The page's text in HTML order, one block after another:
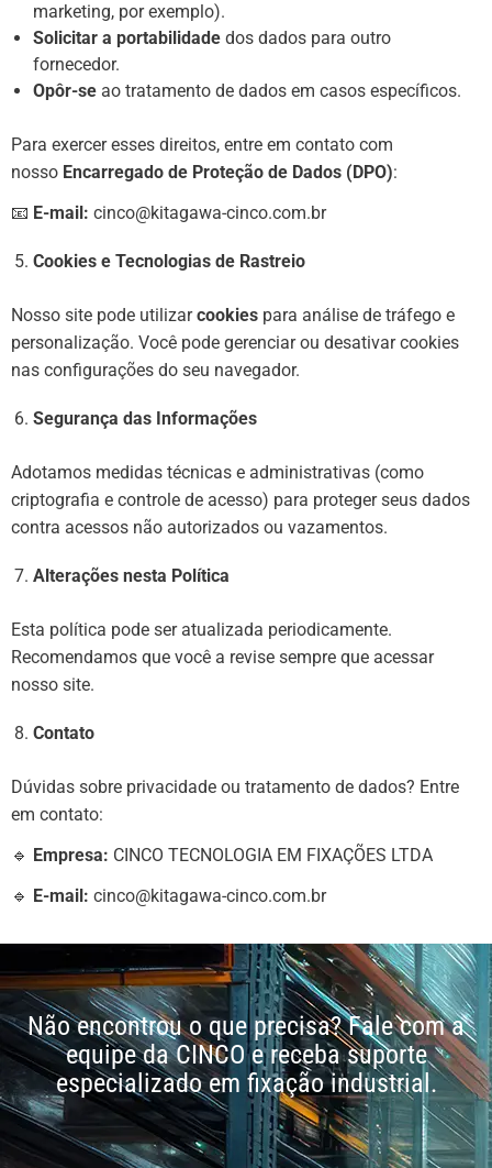
marketing, por exemplo).
Solicitar a portabilidade dos dados para outro
fornecedor.
Opôr-se ao tratamento de dados em casos específicos.
Para exercer esses direitos, entre em contato com
nosso Encarregado de Proteção de Dados (DPO):
📧 E-mail: cinco@kitagawa-cinco.com.br
Cookies e Tecnologias de Rastreio
Nosso site pode utilizarcookies para análise de tráfego e
personalização. Você pode gerenciar ou desativar cookies
nas configurações do seu navegador.
Segurança das Informações
Adotamos medidas técnicas e administrativas (como
criptografia e controle de acesso) para proteger seus dados
contra acessos não autorizados ou vazamentos.
Alterações nesta Política
Esta política pode ser atualizada periodicamente.
Recomendamos que você a revise sempre que acessar
nosso site.
Contato
Dúvidas sobre privacidade ou tratamento de dados? Entre
em contato:
🔹 Empresa: CINCO TECNOLOGIA EM FIXAÇÕES LTDA
🔹 E-mail: cinco@kitagawa-cinco.com.br
Não encontrou o que precisa? Fale com a
equipe da CINCO e receba suporte
especializado em fixação industrial.